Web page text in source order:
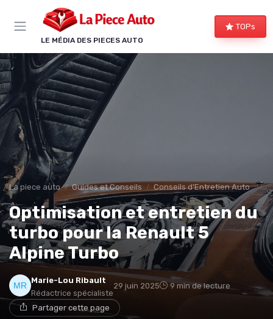
LE MÉDIA DES PIECES AUTO
TOPs
La piece auto Guides et Conseils Conseils d'Entretien Auto
Optimisation et entretien du
turbo pour la Renault 5
Alpine Turbo
Marie-Lou Ribault
Rédactrice spécialiste
29 juin 2025 9 min de lecture
Partager cette page
Panneau de gestion des cookies